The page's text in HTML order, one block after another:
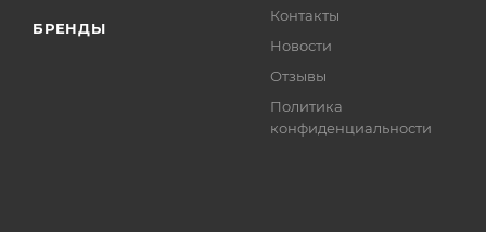
БРЕНДЫ
Контакты
Новости
Отзывы
Политика
конфиденциальности